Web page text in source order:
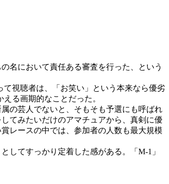
名において責任ある審査を行った、という
視聴者は、「お笑い」という本来なら優劣
る画期的なことだった。
の芸人でないと、そもそも予選にも呼ばれ
てみたいだけのアマチュアから、真剣に優
レースの中では、参加者の人数も最大規模
してすっかり定着した感がある。「M-1」